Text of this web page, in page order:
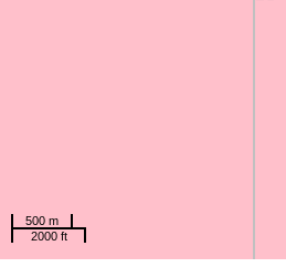
500 m
2000 ft